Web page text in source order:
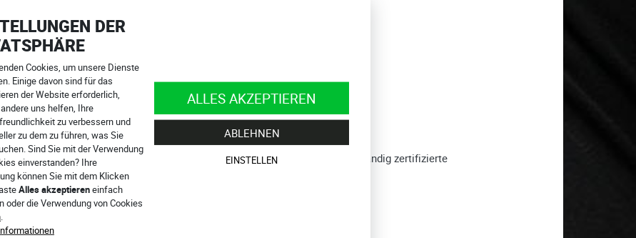
DER
Cookies, um unsere Dienste
Einige davon sind für das
der Website erforderlich,
uns helfen, Ihre
zu verbessern und
zu dem zu führen, was Sie
Sind Sie mit der Verwendung
einverstanden? Ihre
können Sie mit dem Klicken
Alles akzeptiereneinfach
oder die Verwendung von Cookies
ALLES AKZEPTIEREN
ABLEHNEN
EINSTELLEN
für gewerbliches Eigentum der Tschechischen Republik eingetragen ist.
ausgestattet, inklusive Brust- und Rückenprotektor
ist nahtlos
Tasche für den LapTimer
Doppelnaht 4SRverbunden, die 4x vernäht ist!
Ellbogen, Schultern, Seiten und Gesäß
Eurofins Textile Testing Spain gemäß der Norm EN 17092:2020 als vollständig zertifizierte
Norm erhielten siedie höchste Sicherheitsklasse – AAA
für Sie einenKOMBI NACH MAß
SITZEN SOLL